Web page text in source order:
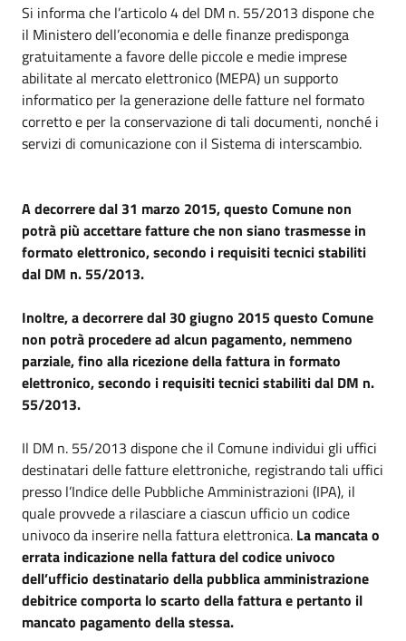
Si informa che l’articolo 4 del DM n. 55/2013 dispone che
il Ministero dell’economia e delle finanze predisponga
gratuitamente a favore delle piccole e medie imprese
abilitate al mercato elettronico (MEPA) un supporto
informatico per la generazione delle fatture nel formato
corretto e per la conservazione di tali documenti, nonché i
servizi di comunicazione con il Sistema di interscambio.
A decorrere dal 31 marzo 2015, questo Comune non
potrà più accettare fatture che non siano trasmesse in
formato elettronico, secondo i requisiti tecnici stabiliti
dal DM n. 55/2013.
Inoltre, a decorrere dal 30 giugno 2015 questo Comune
non potrà procedere ad alcun pagamento, nemmeno
parziale, fino alla ricezione della fattura in formato
elettronico, secondo i requisiti tecnici stabiliti dal DM n.
55/2013.
Il DM n. 55/2013 dispone che il Comune individui gli uffici
destinatari delle fatture elettroniche, registrando tali uffici
presso l’Indice delle Pubbliche Amministrazioni (IPA), il
quale provvede a rilasciare a ciascun ufficio un codice
univoco da inserire nella fattura elettronica. La mancata o
errata indicazione nella fattura del codice univoco
dell’ufficio destinatario della pubblica amministrazione
debitrice comporta lo scarto della fattura e pertanto il
mancato pagamento della stessa.